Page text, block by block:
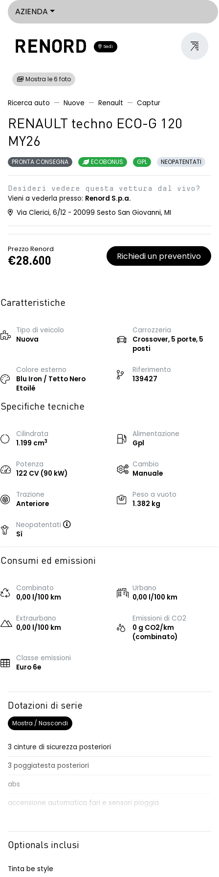
AZIENDA
Sedi
Mostra le 6 foto
Ricerca auto Nuove Renault Captur
RENAULT techno ECO-G 120
MY26
PRONTA CONSEGNA ECOBONUS GPL NEOPATENTATI
Desideri vedere questa vettura dal vivo?
Vieni a vederla presso: Renord S.p.a.
Via Clerici, 6/12 - 20099 Sesto San Giovanni, MI
Prezzo Renord
€28.600 Richiedi un preventivo
Caratteristiche
Tipo di veicolo
Nuova
Carrozzeria
Crossover, 5 porte, 5
posti
Colore esterno
Blu Iron / Tetto Nero
Etoilé
Riferimento
139427
Specifiche tecniche
Cilindrata
1.199 cm3
Alimentazione
Gpl
Potenza
122 CV (90 kW)
Cambio
Manuale
Trazione
Anteriore
Peso a vuoto
1.382 kg
Neopatentati
Sì
Consumi ed emissioni
Combinato
0,00 l/100 km
Urbano
0,00 l/100 km
Extraurbano
0,00 l/100 km
Emissioni di CO2
0 g CO2/km
(combinato)
Classe emissioni
Euro 6e
Dotazioni di serie
Mostra / Nascondi
3 cinture di sicurezza posteriori
3 poggiatesta posteriori
abs
accensione automatica fari e sensori pioggia
Aggiornamento del sistema, incluso per 5 anni
Optionals inclusi
Tinta be style